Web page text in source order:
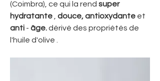
(Coimbra), ce qui la rend super
hydratante
douce, antioxydante et
anti - âge.dérivé des propriétés de
l'huile d'olive